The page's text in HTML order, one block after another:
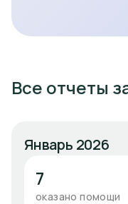
Все отчеты
Январь 2026
7
оказано помощи